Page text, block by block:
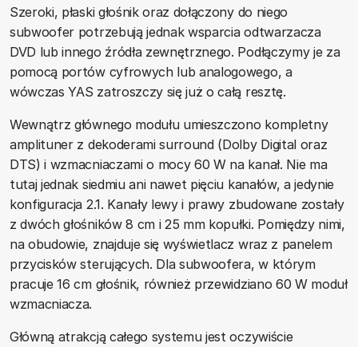
Szeroki, płaski głośnik oraz dołączony do niego
subwoofer potrzebują jednak wsparcia odtwarzacza
DVD lub innego źródła zewnętrznego. Podłączymy je za
pomocą portów cyfrowych lub analogowego, a
wówczas YAS zatroszczy się już o całą resztę.
Wewnątrz głównego modułu umieszczono kompletny
amplituner z dekoderami surround (Dolby Digital oraz
DTS) i wzmacniaczami o mocy 60 W na kanał. Nie ma
tutaj jednak siedmiu ani nawet pięciu kanałów, a jedynie
konfiguracja 2.1. Kanały lewy i prawy zbudowane zostały
z dwóch głośników 8 cm i 25 mm kopułki. Pomiędzy nimi,
na obudowie, znajduje się wyświetlacz wraz z panelem
przycisków sterujących. Dla subwoofera, w którym
pracuje 16 cm głośnik, również przewidziano 60 W moduł
wzmacniacza.
Główną atrakcją całego systemu jest oczywiście